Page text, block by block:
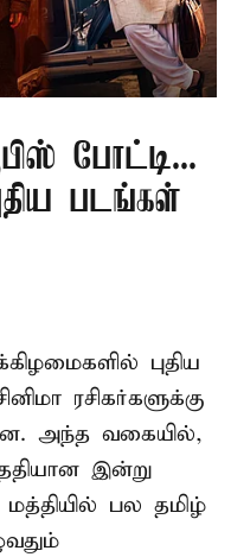
போட்டி...
படங்கள்
புதிய
ரசிகர்களுக்கு
அந்த வகையில்,
இன்று
மத்தியில் பல தமிழ்